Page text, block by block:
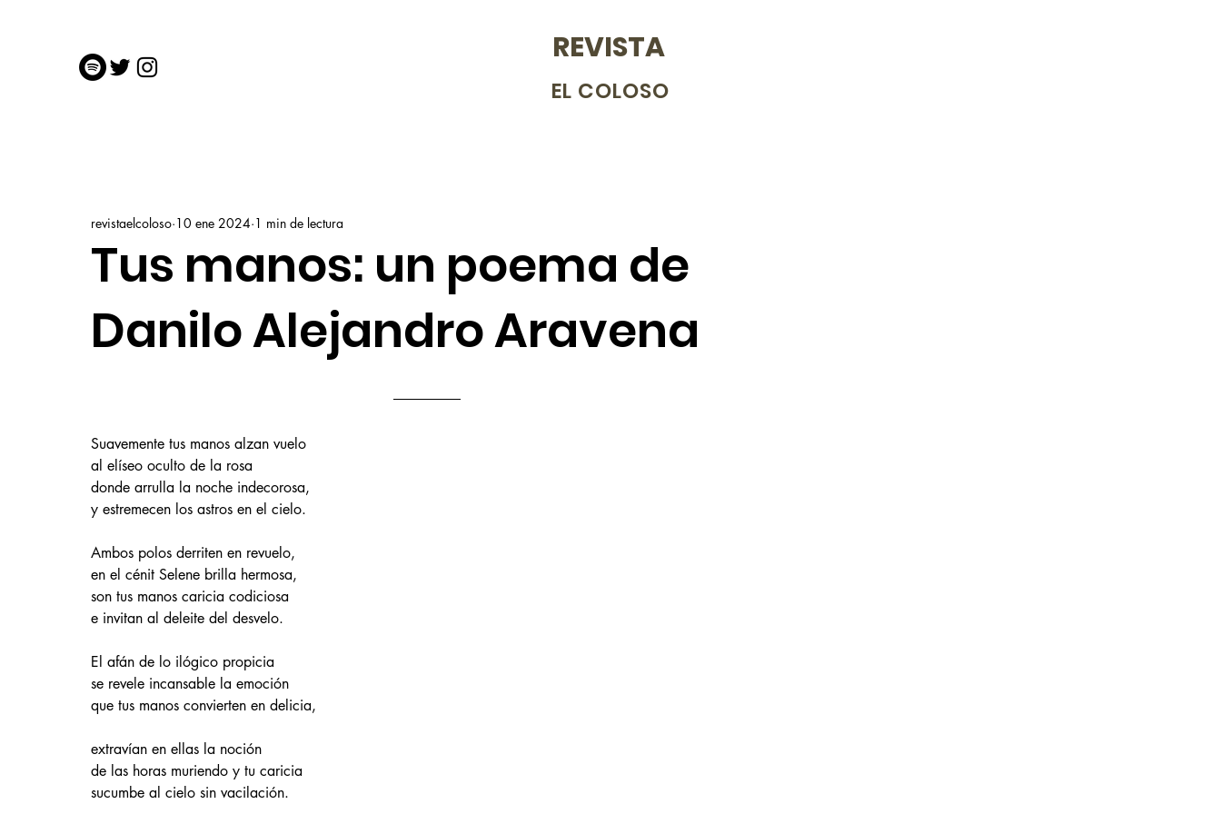
REVISTA
EL COLOSO
Tus manos: un poema de
Danilo Alejandro Aravena
revistaelcoloso 10 ene 2024 1 min de lectura
Suavemente tus manos alzan vuelo
al elíseo oculto de la rosa
donde arrulla la noche indecorosa,
y estremecen los astros en el cielo.
Ambos polos derriten en revuelo,
en el cénit Selene brilla hermosa,
son tus manos caricia codiciosa
e invitan al deleite del desvelo.
El afán de lo ilógico propicia
se revele incansable la emoción
que tus manos convierten en delicia,
extravían en ellas la noción
de las horas muriendo y tu caricia
sucumbe al cielo sin vacilación.